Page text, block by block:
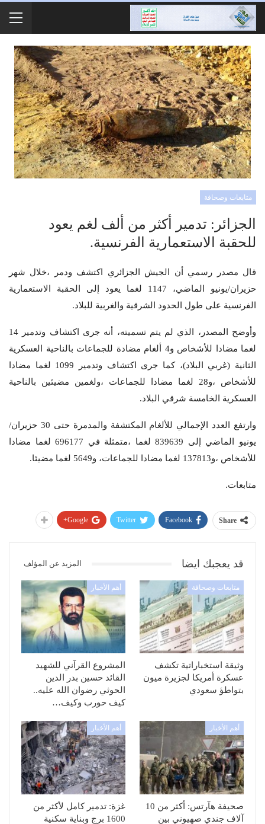
متابعات وصحافة
الجزائر: تدمير أكثر من ألف لغم يعود
للحقبة الاستعمارية الفرنسية.
قال مصدر رسمي أن الجيش الجزائري اكتشف ودمر ،خلال شهر
حزيران/يونيو الماضي، 1147 لغما يعود إلى الحقبة الاستعمارية
الفرنسية على طول الحدود الشرقية والغربية للبلاد.
وأوضح المصدر، الذي لم يتم تسميته، أنه جرى اكتشاف وتدمير 14
لغما مضادا للأشخاص و4 ألغام مضادة للجماعات بالناحية العسكرية
الثانية (غربي البلاد)، كما جرى اكتشاف وتدمير 1099 لغما مضادا
للأشخاص ،و28 لغما مضادا للجماعات ،ولغمين مضيئين بالناحية
العسكرية الخامسة شرقي البلاد.
وارتفع العدد الإجمالي للألغام المكتشفة والمدمرة حتى 30 حزيران/
يونيو الماضي إلى 839639 لغما ،متمثلة في 696177 لغما مضادا
للأشخاص ،و137813 لغما مضادا للجماعات، و5649 لغما مضيئا.
متابعات.
Share
Facebook
Twitter
Google+
قد يعجبك ايضا المزيد عن المؤلف
متابعات وصحافة
وثيقة استخباراتية تكشف
عسكرة أمريكا لجزيرة ميون
بتواطؤ سعودي
أهم الأخبار
المشروع القرآني للشهيد
القائد حسين بدر الدين
الحوثي رضوان الله عليه..
كيف حورب وكيف…
أهم الأخبار
صحيفة هآرتس: أكثر من 10
آلاف جندي صهيوني بين
أهم الأخبار
غزة: تدمير كامل لأكثر من
1600 برج وبناية سكنية